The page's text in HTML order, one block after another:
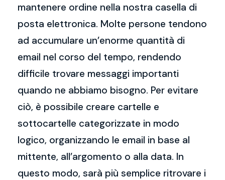
mantenere ordine nella nostra casella di
posta elettronica. Molte persone tendono
ad accumulare un’enorme quantità di
email nel corso del tempo, rendendo
difficile trovare messaggi importanti
quando ne abbiamo bisogno. Per evitare
ciò, è possibile creare cartelle e
sottocartelle categorizzate in modo
logico, organizzando le email in base al
mittente, all’argomento o alla data. In
questo modo, sarà più semplice ritrovare i